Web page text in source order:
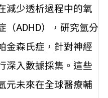
減少透析過程中的氧
（ADHD），研究氫分
金森氏症，針對神經
深入數據採集。這些
元未來在全球醫療輔